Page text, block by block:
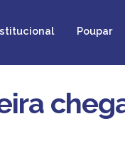
Poupar